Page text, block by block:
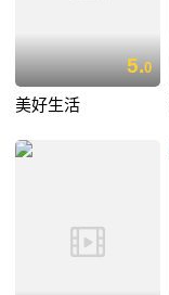
5.0
美好生活